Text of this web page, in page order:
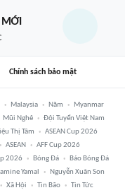
Chính sách bảo mật
Malaysia Năm
Myanmar
Mũi Nghê
Đội Tuyển Việt Nam
Thị Tâm
ASEAN Cup 2026
ASEAN
AFF Cup 2026
2026 Bóng Đá
Báo Bóng Đá
Yamal
Nguyễn Xuân Son
Xã Hội Tin Bão
Tin Tức